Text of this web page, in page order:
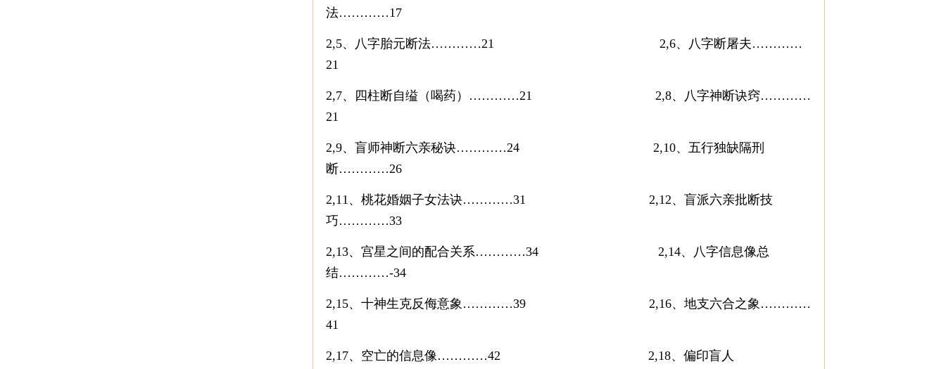
法…………17
2,5、八字胎元断法…………21 2,6、八字断屠夫…………
21
2,7、四柱断自缢（喝药）…………21 2,8、八字神断诀窍…………
21
2,9、盲师神断六亲秘诀…………24 2,10、五行独缺隔刑
断…………26
2,11、桃花婚姻子女法诀…………31 2,12、盲派六亲批断技
巧…………33
2,13、宫星之间的配合关系…………34 2,14、八字信息像总
结…………-34
2,15、十神生克反侮意象…………39 2,16、地支六合之象…………
41
2,17、空亡的信息像…………42 2,18、偏印盲人